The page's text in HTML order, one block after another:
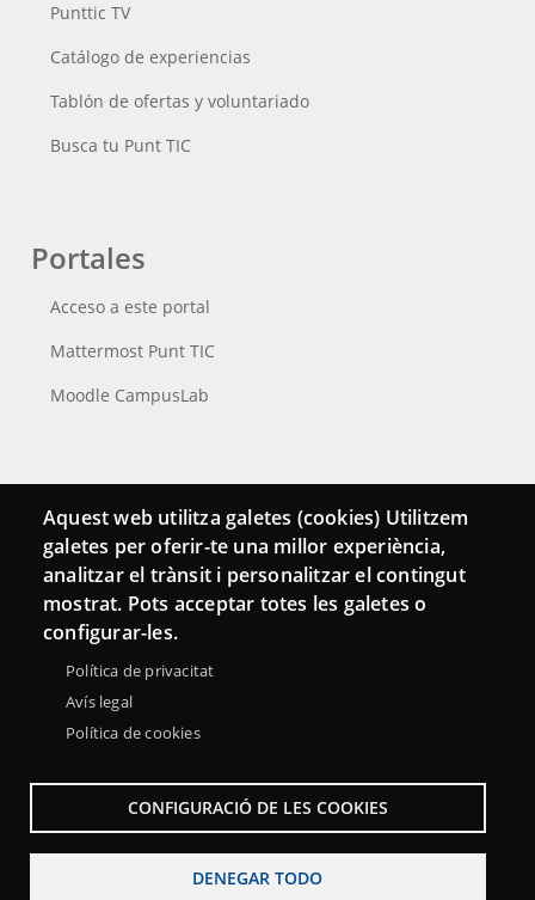
Punttic TV
Catálogo de experiencias
Tablón de ofertas y voluntariado
Busca tu Punt TIC
Portales
Acceso a este portal
Mattermost Punt TIC
Moodle CampusLab
Conecta
Contacto
Hemeroteca
Aquest web utilitza galetes (cookies) Utilitzem
galetes per oferir-te una millor experiència,
analitzar el trànsit i personalitzar el contingut
mostrat. Pots acceptar totes les galetes o
configurar-les.
Política de privacitat
Avís legal
Política de cookies
CONFIGURACIÓ DE LES COOKIES
DENEGAR TODO